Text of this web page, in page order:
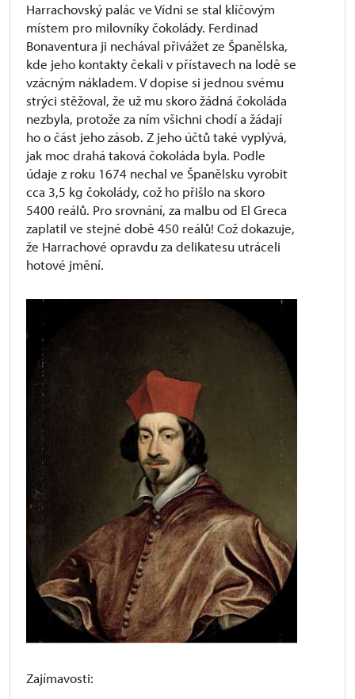
Harrachovský palác ve Vídni se stal klíčovým
místem pro milovníky čokolády. Ferdinad
Bonaventura ji nechával přivážet ze Španělska,
kde jeho kontakty čekali v přístavech na lodě se
vzácným nákladem. V dopise si jednou svému
strýci stěžoval, že už mu skoro žádná čokoláda
nezbyla, protože za ním všichni chodí a žádají
ho o část jeho zásob. Z jeho účtů také vyplývá,
jak moc drahá taková čokoláda byla. Podle
údaje z roku 1674 nechal ve Španělsku vyrobit
cca 3,5 kg čokolády, což ho přišlo na skoro
5400 reálů. Pro srovnání, za malbu od El Greca
zaplatil ve stejné době 450 reálů! Což dokazuje,
že Harrachové opravdu za delikatesu utráceli
hotové jmění.
Zajímavosti: